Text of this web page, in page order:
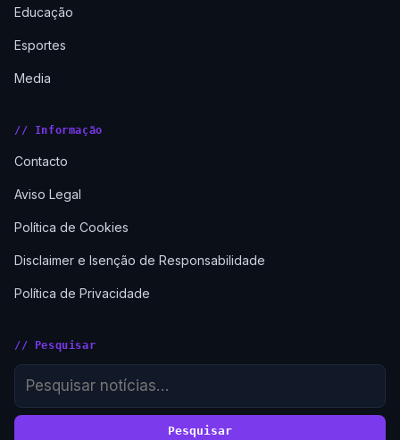
Educação
Esportes
Media
// Informação
Contacto
Aviso Legal
Política de Cookies
Disclaimer e Isenção de Responsabilidade
Política de Privacidade
// Pesquisar
Pesquisar